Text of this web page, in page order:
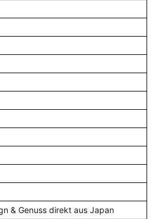
& Genuss direkt aus Japan